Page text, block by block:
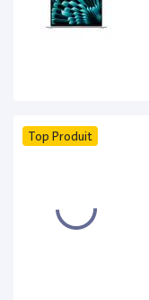
Top Produit